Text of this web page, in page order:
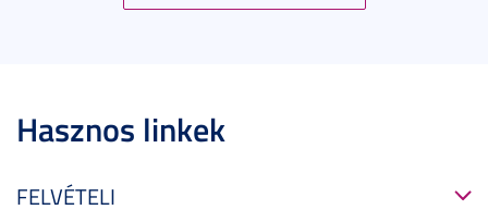
Hasznos linkek
FELVÉTELI